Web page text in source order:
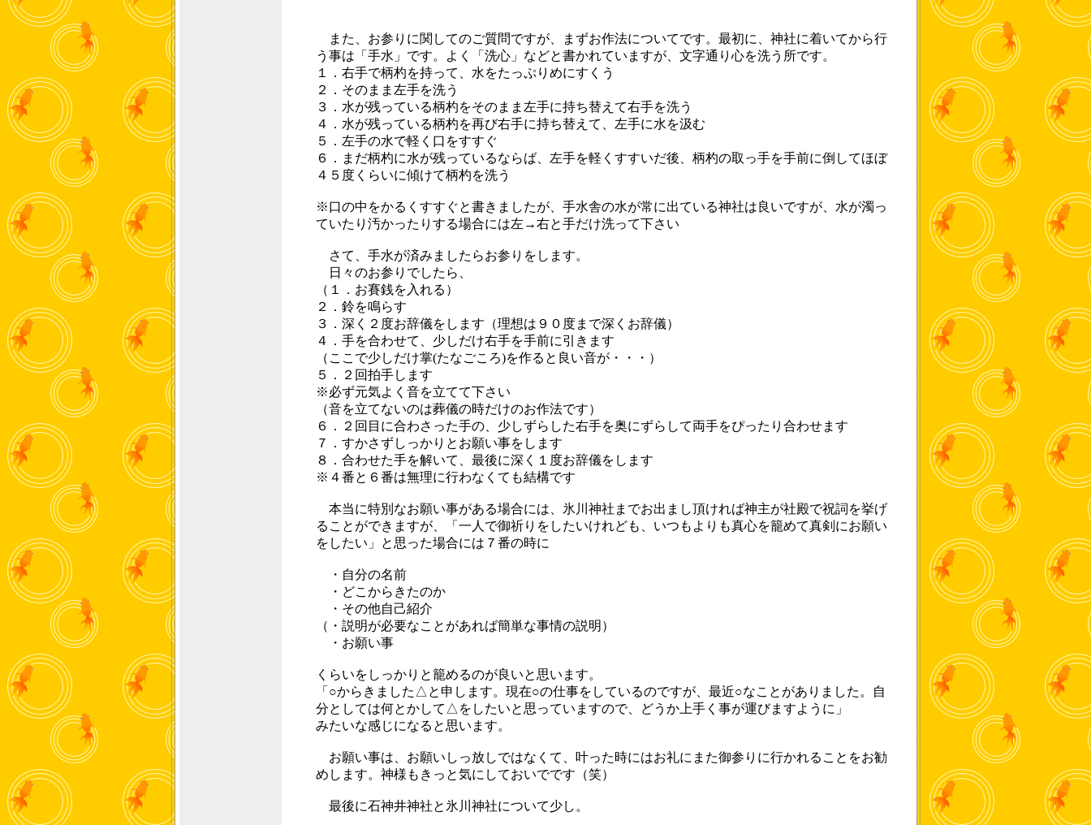
また、お参りに関してのご質問ですが、まずお作法についてです。最初に、神社に着いてから行
う事は「手水」です。よく「洗心」などと書かれていますが、文字通り心を洗う所です。
１．右手で柄杓を持って、水をたっぷりめにすくう
２．そのまま左手を洗う
３．水が残っている柄杓をそのまま左手に持ち替えて右手を洗う
４．水が残っている柄杓を再び右手に持ち替えて、左手に水を汲む
５．左手の水で軽く口をすすぐ
６．まだ柄杓に水が残っているならば、左手を軽くすすいだ後、柄杓の取っ手を手前に倒してほぼ
４５度くらいに傾けて柄杓を洗う
※口の中をかるくすすぐと書きましたが、手水舎の水が常に出ている神社は良いですが、水が濁っ
ていたり汚かったりする場合には左→右と手だけ洗って下さい
さて、手水が済みましたらお参りをします。
日々のお参りでしたら、
（１．お賽銭を入れる）
２．鈴を鳴らす
３．深く２度お辞儀をします（理想は９０度まで深くお辞儀）
４．手を合わせて、少しだけ右手を手前に引きます
（ここで少しだけ掌(たなごころ)を作ると良い音が・・・）
５．２回拍手します
※必ず元気よく音を立てて下さい
（音を立てないのは葬儀の時だけのお作法です）
６．２回目に合わさった手の、少しずらした右手を奥にずらして両手をぴったり合わせます
７．すかさずしっかりとお願い事をします
８．合わせた手を解いて、最後に深く１度お辞儀をします
※４番と６番は無理に行わなくても結構です
本当に特別なお願い事がある場合には、氷川神社までお出まし頂ければ神主が社殿で祝詞を挙げ
ることができますが、「一人で御祈りをしたいけれども、いつもよりも真心を籠めて真剣にお願い
をしたい」と思った場合には７番の時に
・自分の名前
・どこからきたのか
・その他自己紹介
（・説明が必要なことがあれば簡単な事情の説明）
・お願い事
くらいをしっかりと籠めるのが良いと思います。
「○からきました△と申します。現在○の仕事をしているのですが、最近○なことがありました。自
分としては何とかして△をしたいと思っていますので、どうか上手く事が運びますように」
みたいな感じになると思います。
お願い事は、お願いしっ放しではなくて、叶った時にはお礼にまた御参りに行かれることをお勧
めします。神様もきっと気にしておいでです（笑）
最後に石神井神社と氷川神社について少し。